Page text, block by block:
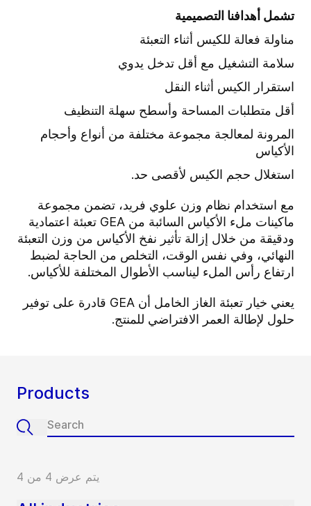
تشمل أهدافنا التصميمية
مناولة فعالة للكيس أثناء التعبئة
سلامة التشغيل مع أقل تدخل يدوي
استقرار الكيس أثناء النقل
أقل متطلبات المساحة وأسطح سهلة التنظيف
المرونة لمعالجة مجموعة مختلفة من أنواع وأحجام
الأكياس
استغلال حجم الكيس لأقصى حد.
مع استخدام نظام وزن علوي فريد، تضمن مجموعة
ماكينات ملء الأكياس السائبة من GEA تعبئة اعتمادية
ودقيقة من خلال إزالة تأثير نفخ الأكياس من وزن التعبئة
النهائي، وفي نفس الوقت، التخلص من الحاجة لضبط
ارتفاع رأس الملء ليناسب الأطوال المختلفة للأكياس.
يعني خيار تعبئة الغاز الخامل أن GEA قادرة على توفير
حلول لإطالة العمر الافتراضي للمنتج.
Products
يتم عرض 4 من 4